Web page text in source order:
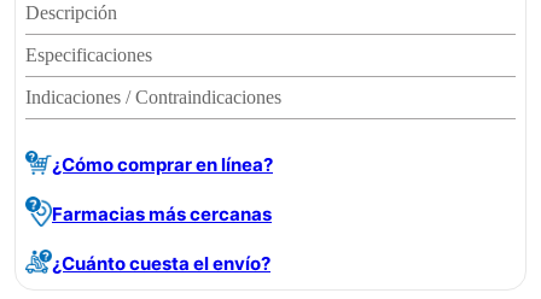
Descripción
Especificaciones
Indicaciones / Contraindicaciones
¿Cómo comprar en línea?
Farmacias más cercanas
¿Cuánto cuesta el envío?